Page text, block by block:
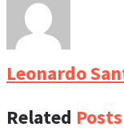
Leonardo
Related Posts